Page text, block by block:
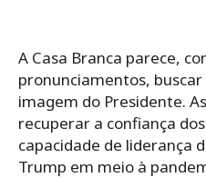
A Casa Branca parece,
pronunciamentos,
imagem do Presidente.
recuperar a confiança
capacidade de liderança
Trump em meio à